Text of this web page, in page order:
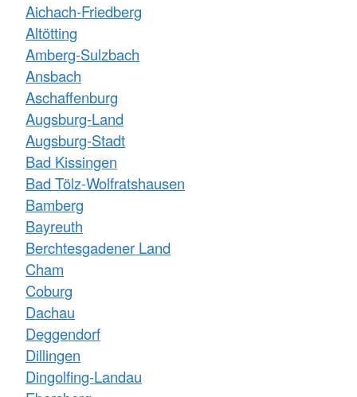
Aichach-Friedberg
Altötting
Amberg-Sulzbach
Ansbach
Aschaffenburg
Augsburg-Land
Augsburg-Stadt
Bad Kissingen
Bad Tölz-Wolfratshausen
Bamberg
Bayreuth
Berchtesgadener Land
Cham
Coburg
Dachau
Deggendorf
Dillingen
Dingolfing-Landau